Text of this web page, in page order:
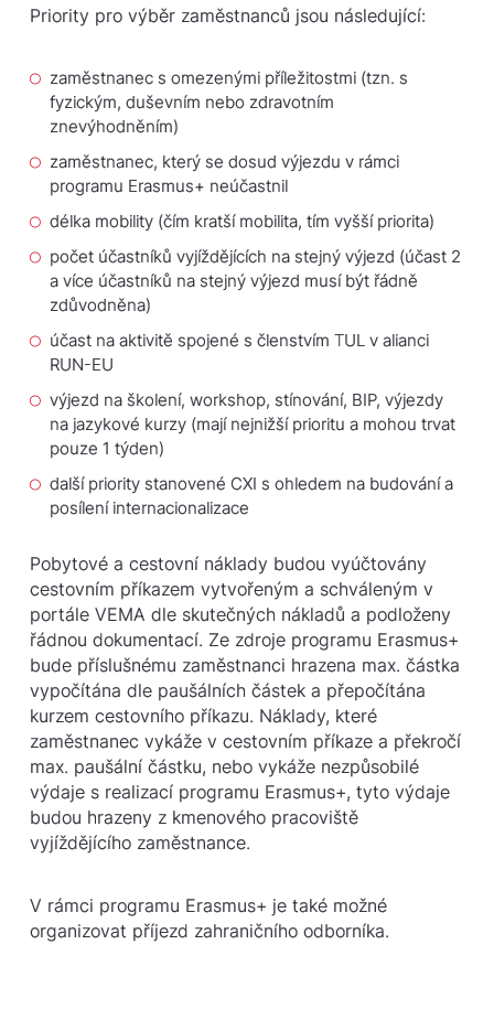
Priority pro výběr zaměstnanců jsou následující:
zaměstnanec s omezenými příležitostmi (tzn. s
fyzickým, duševním nebo zdravotním
znevýhodněním)
zaměstnanec, který se dosud výjezdu v rámci
programu Erasmus+ neúčastnil
délka mobility (čím kratší mobilita, tím vyšší priorita)
počet účastníků vyjíždějících na stejný výjezd (účast 2
a více účastníků na stejný výjezd musí být řádně
zdůvodněna)
účast na aktivitě spojené s členstvím TUL v alianci
RUN-EU
výjezd na školení, workshop, stínování, BIP, výjezdy
na jazykové kurzy (mají nejnižší prioritu a mohou trvat
pouze 1 týden)
další priority stanovené CXI s ohledem na budování a
posílení internacionalizace
Pobytové a cestovní náklady budou vyúčtovány
cestovním příkazem vytvořeným a schváleným v
portále VEMA dle skutečných nákladů a podloženy
řádnou dokumentací. Ze zdroje programu Erasmus+
bude příslušnému zaměstnanci hrazena max. částka
vypočítána dle paušálních částek a přepočítána
kurzem cestovního příkazu. Náklady, které
zaměstnanec vykáže v cestovním příkaze a překročí
max. paušální částku, nebo vykáže nezpůsobilé
výdaje s realizací programu Erasmus+, tyto výdaje
budou hrazeny z kmenového pracoviště
vyjíždějícího zaměstnance.
V rámci programu Erasmus+ je také možné
organizovat příjezd zahraničního odborníka.